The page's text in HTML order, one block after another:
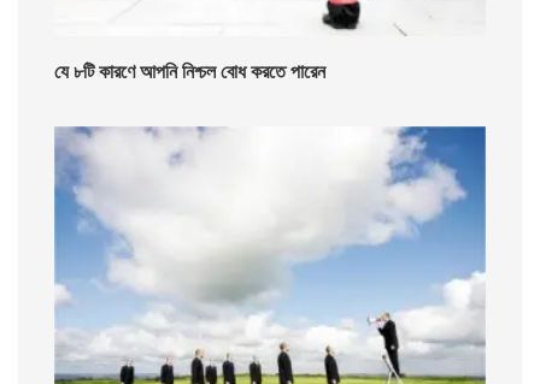
যে ৮টি কারণে আপনি নিশ্চল বোধ করতে পারেন